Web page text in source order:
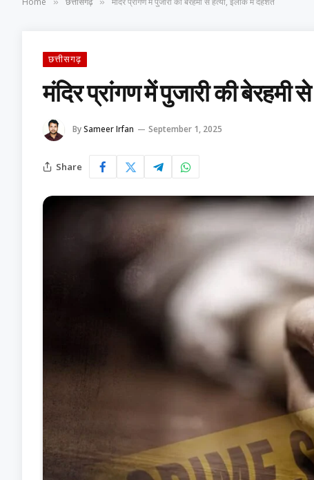
छत्तीसगढ़
मंदिर प्रांगण में पुजारी की बेरहमी
BySameer Irfan September 1, 2025
Share